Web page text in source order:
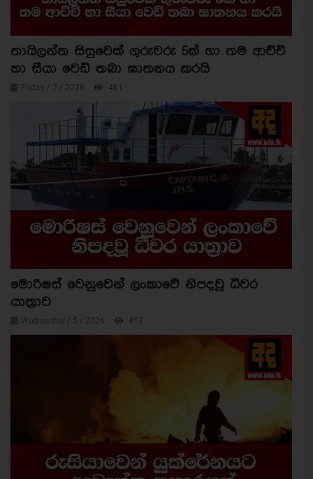
තායිලන්ත සිසුවෙක් ගුරුවරු 5ක් හා තම ආච්චි
හා සීයා වෙඩි තබා ඝාතනය කරයි
Friday / 7 / 2026 461
මොරිෂස් වෙනුවෙන් ලංකාවේ නිපදවූ ධීවර
යාත්‍රාව
Wednesday / 5 / 2026 417